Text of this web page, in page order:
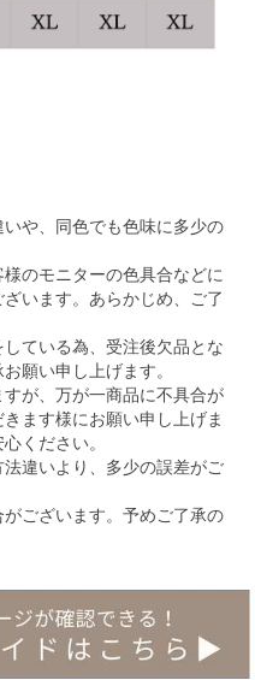
いや、同色でも色味に多少の
のモニターの色具合などに
います。あらかじめ、ご了
ている為、受注後欠品とな
願い申し上げます。
すが、万が一商品に不具合が
ます様にお願い申し上げま
ください。
法違いより、多少の誤差がご
がございます。予めご了承の